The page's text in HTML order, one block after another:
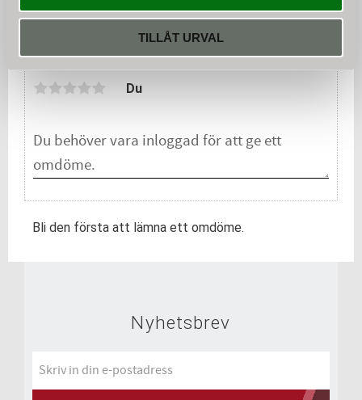
TILLÅT URVAL
Du
Bli den första att lämna ett omdöme.
Nyhetsbrev